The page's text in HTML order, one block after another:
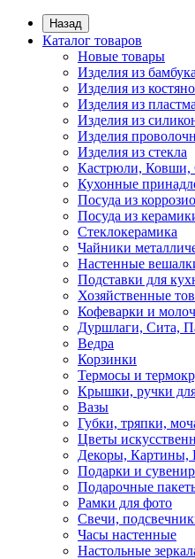
Назад
Каталог товаров
Новые товары
Изделия из
Изделия из
Изделия из
Изделия из
Изделия
Изделия из стекла
Кастрюли, Ковши,
Кухонные
Посуда из
Посуда из
Стеклокерамика
Чайники
Настенные
Подставки для
Хозяйственные
Кофеварки и
Дуршлаги, Сита,
Ведра
Корзинки
Термосы и
Крышки, ручки
Вазы
Губки, тряпки,
Цветы
Декоры, Картины,
Подарки и
Подарочные
Рамки для фото
Свечи,
Часы настенные
Настольные